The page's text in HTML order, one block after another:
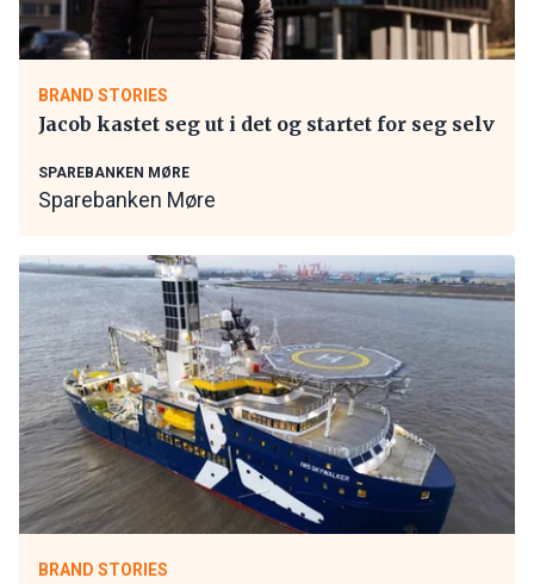
BRAND STORIES
Jacob kastet seg ut i det og startet for seg selv
SPAREBANKEN MØRE
Sparebanken Møre
BRAND STORIES